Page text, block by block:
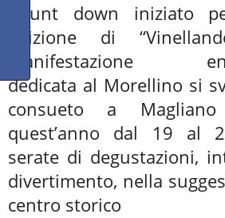
Count down iniziato
edizione di
manifestazione
dedicata al Morellino si
consueto a
quest’anno dal 19 al
serate di degustazioni,
divertimento, nella
centro storico